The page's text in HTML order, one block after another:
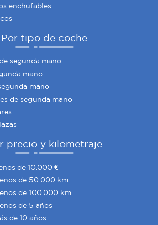
enchufables
Por tipo de coche
segunda mano
mano
mano
de segunda mano
precio y kilometraje
de 10.000 €
de 50.000 km
de 100.000 km
de 5 años
de 10 años